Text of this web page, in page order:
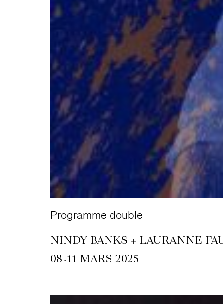
Programme double
NINDY BANKS + LAURANNE
08~11 MARS 2025